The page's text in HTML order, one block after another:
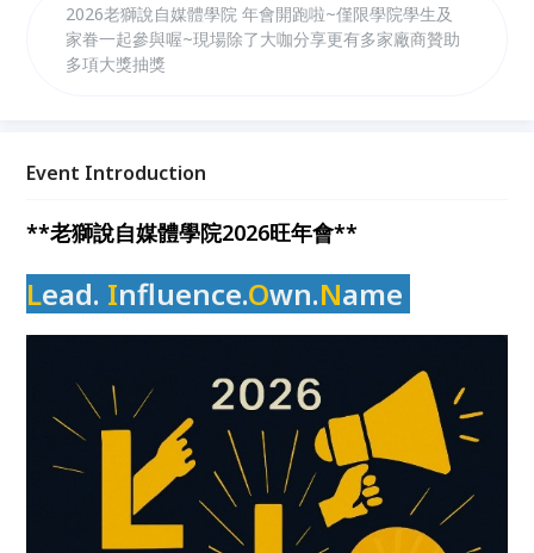
2026老獅說自媒體學院 年會開跑啦~僅限學院學生及
家眷一起參與喔~現場除了大咖分享更有多家廠商贊助
多項大獎抽獎
Event Introduction
**老獅說自媒體學院2026旺年會**
Lead. Influence.Own.Name